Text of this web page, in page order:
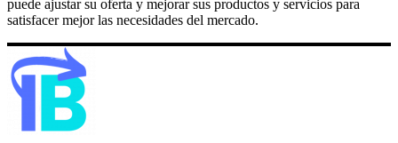
puede ajustar su oferta y mejorar sus productos y servicios para
satisfacer mejor las necesidades del mercado.